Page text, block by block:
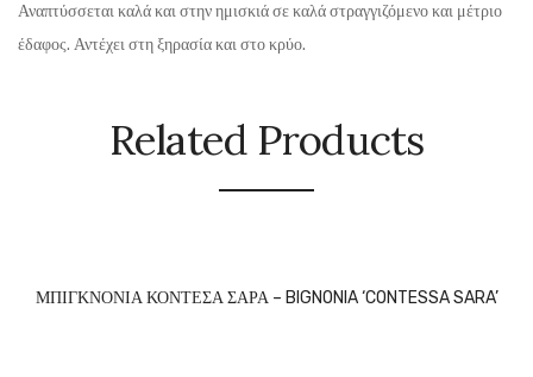
Αναπτύσσεται καλά και στην ημισκιά σε καλά στραγγιζόμενο και μέτριο
έδαφος. Αντέχει στη ξηρασία και στο κρύο.
Related Products
ΜΠΙΓΚΝΟΝΙΑ ΚΟΝΤΕΣΑ ΣΑΡΑ – BIGNONIA ‘CONTESSA SARA’